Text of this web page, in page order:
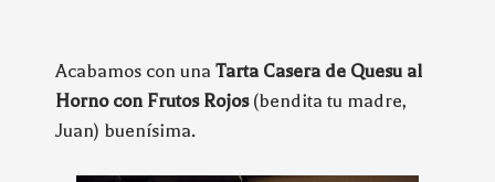
Acabamos con una Tarta Casera de Quesu al
Horno con Frutos Rojos(bendita tu madre,
Juan) buenísima.